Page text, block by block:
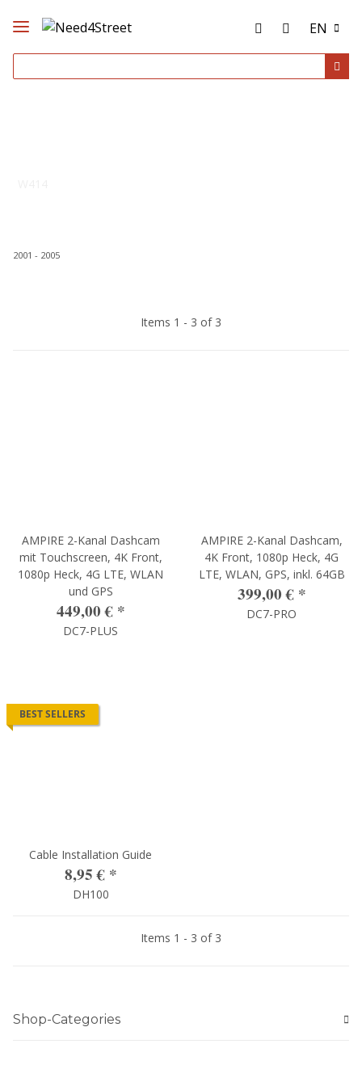
EN
2001 - 2005
Items 1 - 3 of 3
AMPIRE 2-Kanal Dashcam
mit Touchscreen, 4K Front,
1080p Heck, 4G LTE, WLAN
und GPS
449,00 € *
DC7-PLUS
AMPIRE 2-Kanal Dashcam,
4K Front, 1080p Heck, 4G
LTE, WLAN, GPS, inkl. 64GB
399,00 € *
DC7-PRO
BEST SELLERS
Cable Installation Guide
8,95 € *
DH100
Items 1 - 3 of 3
Shop-Categories